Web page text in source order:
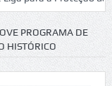
PROGRAMA DE
HISTÓRICO